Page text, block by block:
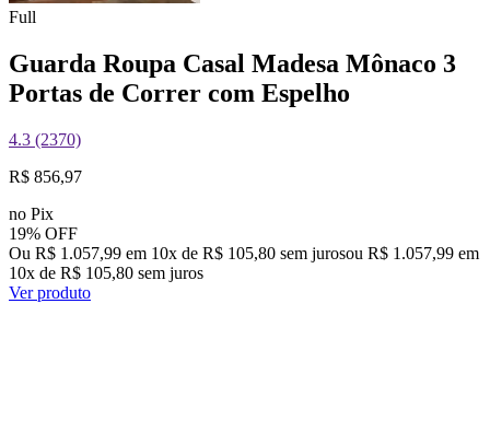
Full
Guarda Roupa Casal Madesa Mônaco 3
Portas de Correr com Espelho
4.3 (2370)
R$ 856,97
no Pix
19% OFF
Ou R$ 1.057,99 em 10x de R$ 105,80 sem jurosou R$ 1.057,99 em
10x de R$ 105,80 sem juros
Ver produto